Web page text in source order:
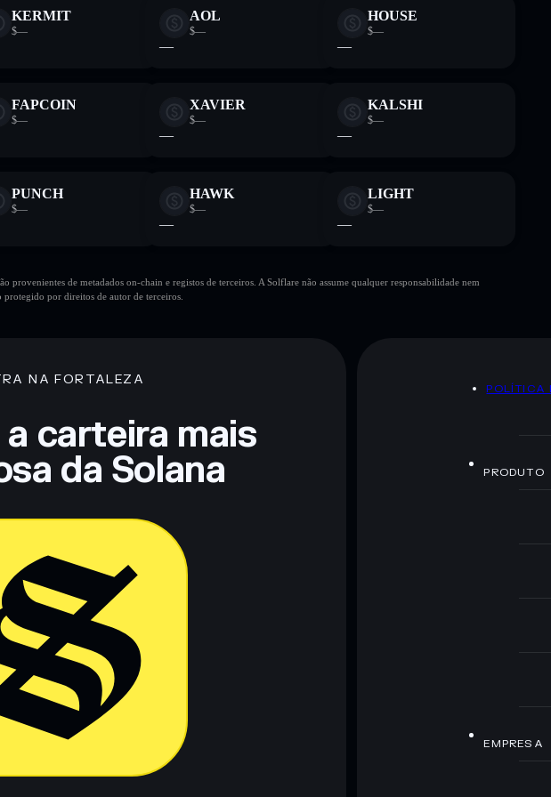
KERMIT
$—
AOL
$—
—
HOUSE
$—
—
FAPCOIN
$—
XAVIER
$—
—
KALSHI
$—
—
PUNCH
$—
HAWK
$—
—
LIGHT
$—
—
provenientes de metadados on-chain e registos de terceiros. A Solflare não assume qualquer responsabilidade nem
por direitos de autor de terceiros.
NA FORTALEZA
carteira mais
da Solana
POLÍTICA
PRODUTO
EMPRESA